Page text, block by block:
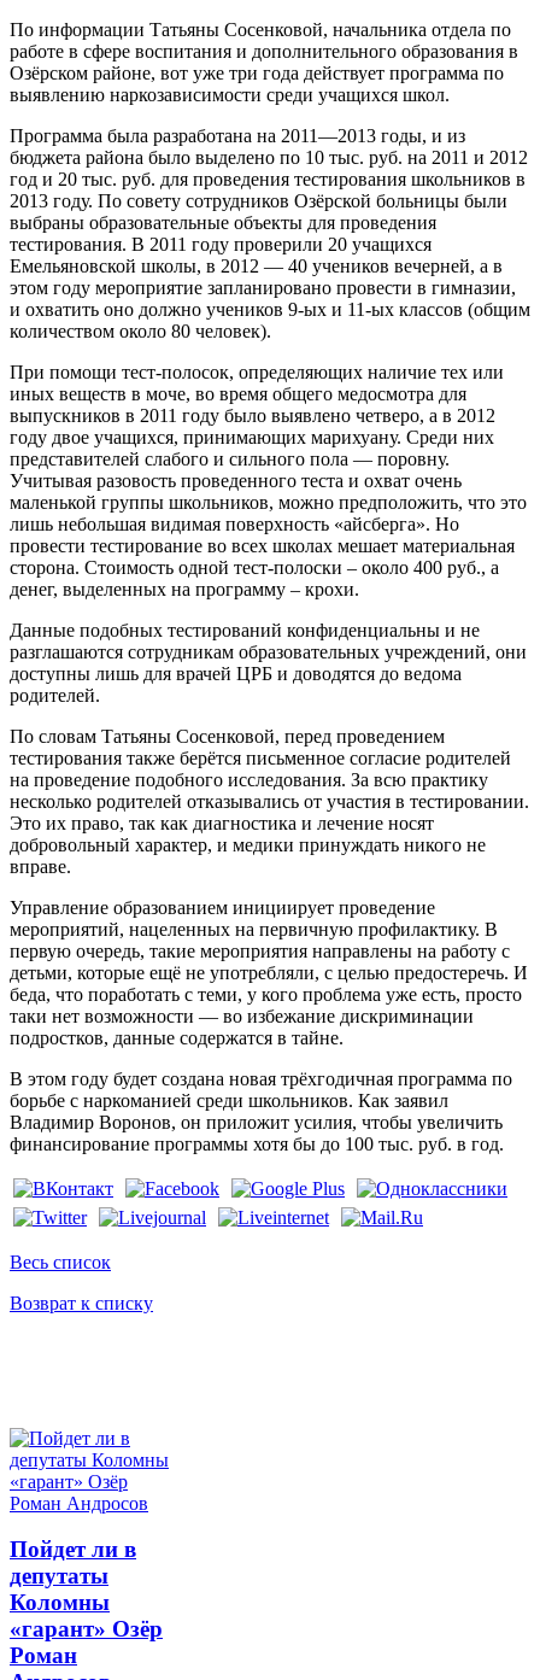
По информации Татьяны Сосенковой, начальника отдела по
работе в сфере воспитания и дополнительного образования в
Озёрском районе, вот уже три года действует программа по
выявлению наркозависимости среди учащихся школ.
Программа была разработана на 2011―2013 годы, и из
бюджета района было выделено по 10 тыс. руб. на 2011 и 2012
год и 20 тыс. руб. для проведения тестирования школьников в
2013 году. По совету сотрудников Озёрской больницы были
выбраны образовательные объекты для проведения
тестирования. В 2011 году проверили 20 учащихся
Емельяновской школы, в 2012 ― 40 учеников вечерней, а в
этом году мероприятие запланировано провести в гимназии,
и охватить оно должно учеников 9-ых и 11-ых классов (общим
количеством около 80 человек).
При помощи тест-полосок, определяющих наличие тех или
иных веществ в моче, во время общего медосмотра для
выпускников в 2011 году было выявлено четверо, а в 2012
году двое учащихся, принимающих марихуану. Среди них
представителей слабого и сильного пола ― поровну.
Учитывая разовость проведенного теста и охват очень
маленькой группы школьников, можно предположить, что это
лишь небольшая видимая поверхность «айсберга». Но
провести тестирование во всех школах мешает материальная
сторона. Стоимость одной тест-полоски – около 400 руб., а
денег, выделенных на программу – крохи.
Данные подобных тестирований конфиденциальны и не
разглашаются сотрудникам образовательных учреждений, они
доступны лишь для врачей ЦРБ и доводятся до ведома
родителей.
По словам Татьяны Сосенковой, перед проведением
тестирования также берётся письменное согласие родителей
на проведение подобного исследования. За всю практику
несколько родителей отказывались от участия в тестировании.
Это их право, так как диагностика и лечение носят
добровольный характер, и медики принуждать никого не
вправе.
Управление образованием инициирует проведение
мероприятий, нацеленных на первичную профилактику. В
первую очередь, такие мероприятия направлены на работу с
детьми, которые ещё не употребляли, с целью предостеречь. И
беда, что поработать с теми, у кого проблема уже есть, просто
таки нет возможности ― во избежание дискриминации
подростков, данные содержатся в тайне.
В этом году будет создана новая трёхгодичная программа по
борьбе с наркоманией среди школьников. Как заявил
Владимир Воронов, он приложит усилия, чтобы увеличить
финансирование программы хотя бы до 100 тыс. руб. в год.
Весь список
Возврат к списку
Пойдет ли в
депутаты
Коломны
«гарант» Озёр
Роман